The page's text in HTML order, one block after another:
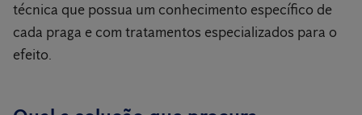
técnica que possua um conhecimento específico de
cada praga e com tratamentos especializados para o
efeito.